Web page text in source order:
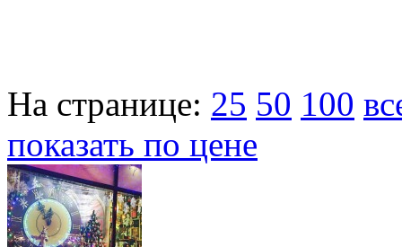
На странице: 25 50 100
показать по цене